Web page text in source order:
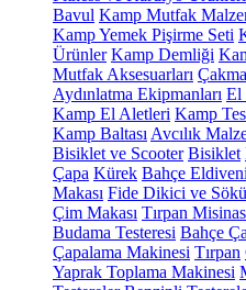
Bavul Kamp Mutfak
Kamp Yemek Pişirme Seti
Ürünler Kamp Demliği
Mutfak Aksesuarları
Aydınlatma Ekipmanları El
Kamp El Aletleri Kamp
Kamp Baltası Avcılık
Bisiklet ve Scooter Bisiklet
Çapa Kürek Bahçe Eldiveni
Makası Fide Dikici ve
Çim Makası Tırpan
Budama Testeresi Bahçe
Çapalama Makinesi Tırpan
Yaprak Toplama Makinesi